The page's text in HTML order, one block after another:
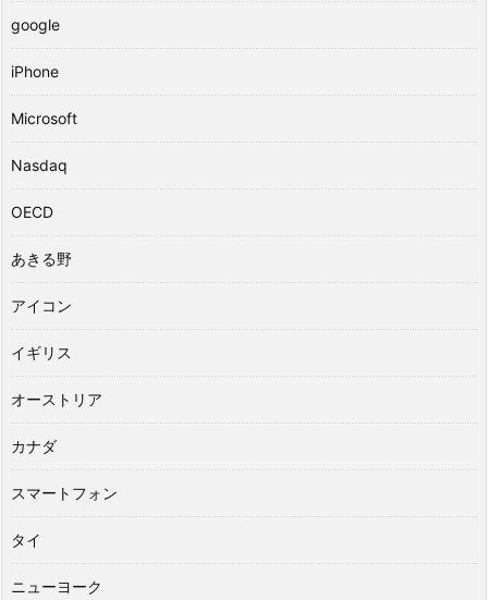
google
iPhone
Microsoft
Nasdaq
OECD
あきる野
アイコン
イギリス
オーストリア
カナダ
スマートフォン
タイ
ニューヨーク